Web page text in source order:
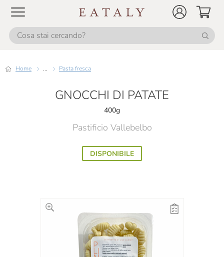
Home ... Pasta fresca
GNOCCHI DI PATATE
400g
Pastificio Vallebelbo
DISPONIBILE